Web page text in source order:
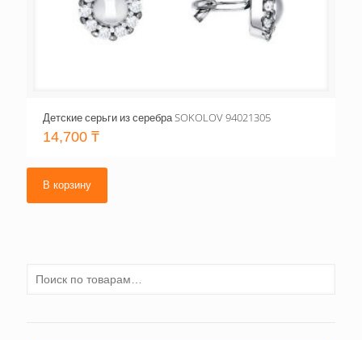
Детские серьги из серебра SOKOLOV 94021305
14,700 ₸
В корзину